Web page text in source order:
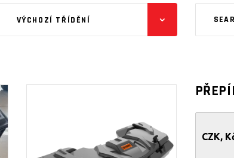
VÝCHOZÍ TŘÍDĚNÍ
PŘIDAT DO
CZK,